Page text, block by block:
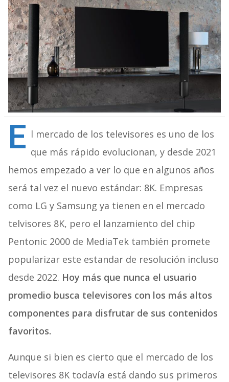
E l mercado de los televisores es uno de los
que más rápido evolucionan, y desde 2021
hemos empezado a ver lo que en algunos años
será tal vez el nuevo estándar: 8K. Empresas
como LG y Samsung ya tienen en el mercado
telvisores 8K, pero el lanzamiento del chip
Pentonic 2000 de MediaTek también promete
popularizar este estandar de resolución incluso
desde 2022. Hoy más que nunca el usuario
promedio busca televisores con los más altos
componentes para disfrutar de sus contenidos
favoritos.
Aunque si bien es cierto que el mercado de los
televisores 8K todavía está dando sus primeros